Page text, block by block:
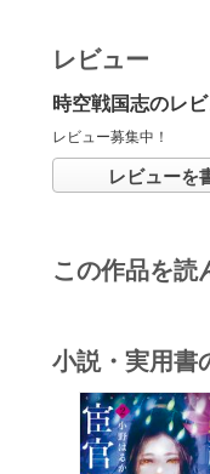
レビュー
時空戦国志のレ
レビュー募集中！
レビューを
この作品を読
小説・実用書